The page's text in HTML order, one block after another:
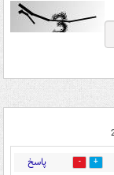
1 پاسخ